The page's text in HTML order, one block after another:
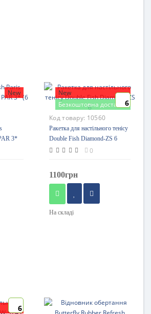
New
3*
New
Безкоштовна доставка6
Код товару: 10560
Ракетка для настільного тенісу
Double Fish Diamond-ZS 6
0
1100грн
На складі
6